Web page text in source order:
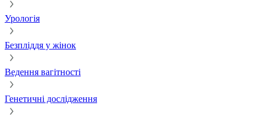
Урологія
Безпліддя у жінок
Ведення вагітності
Генетичні дослідження